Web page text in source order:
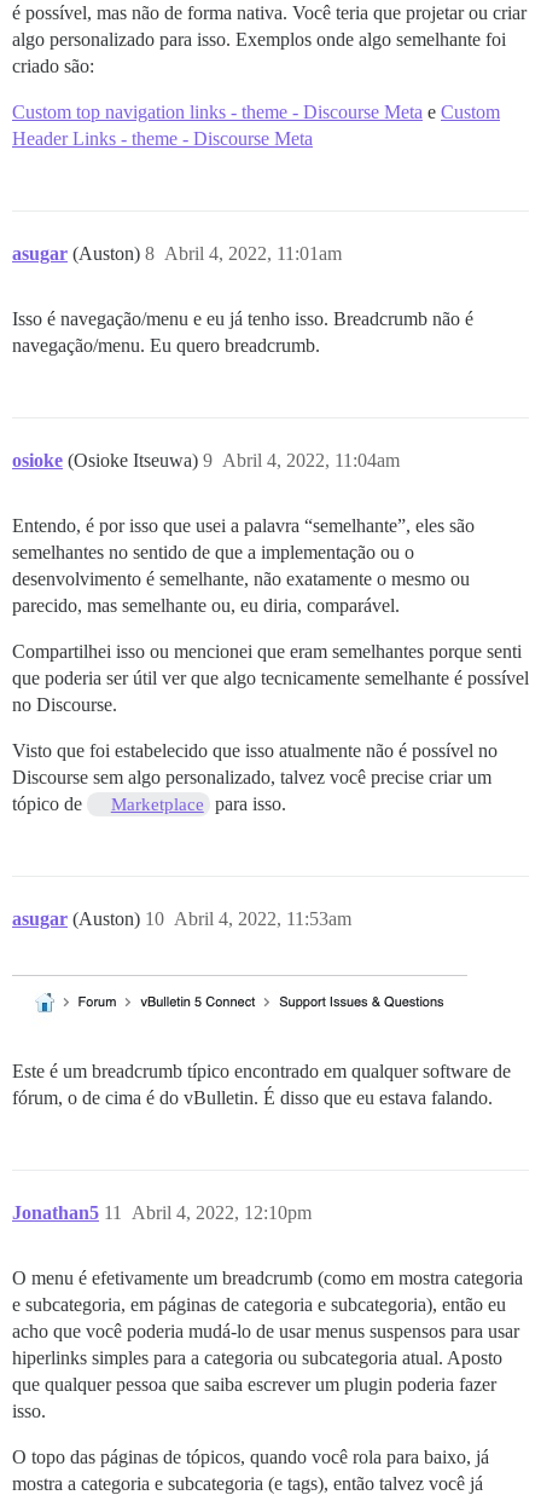
é possível, mas não de forma nativa. Você teria que projetar ou criar
algo personalizado para isso. Exemplos onde algo semelhante foi
criado são:
Custom top navigation links - theme - Discourse Meta e Custom
Header Links - theme - Discourse Meta
asugar (Auston) Abril 4, 2022, 11:01am
8
Isso é navegação/menu e eu já tenho isso. Breadcrumb não é
navegação/menu. Eu quero breadcrumb.
osioke (Osioke Itseuwa) Abril 4, 2022, 11:04am
9
Entendo, é por isso que usei a palavra “semelhante”, eles são
semelhantes no sentido de que a implementação ou o
desenvolvimento é semelhante, não exatamente o mesmo ou
parecido, mas semelhante ou, eu diria, comparável.
Compartilhei isso ou mencionei que eram semelhantes porque senti
que poderia ser útil ver que algo tecnicamente semelhante é possível
no Discourse.
Visto que foi estabelecido que isso atualmente não é possível no
Discourse sem algo personalizado, talvez você precise criar um
tópico de
Marketplace para isso.
asugar (Auston) Abril 4, 2022, 11:53am
10
Este é um breadcrumb típico encontrado em qualquer software de
fórum, o de cima é do vBulletin. É disso que eu estava falando.
Jonathan5 Abril 4, 2022, 12:10pm
11
O menu é efetivamente um breadcrumb (como em mostra categoria
e subcategoria, em páginas de categoria e subcategoria), então eu
acho que você poderia mudá-lo de usar menus suspensos para usar
hiperlinks simples para a categoria ou subcategoria atual. Aposto
que qualquer pessoa que saiba escrever um plugin poderia fazer
isso.
O topo das páginas de tópicos, quando você rola para baixo, já
mostra a categoria e subcategoria (e tags), então talvez você já